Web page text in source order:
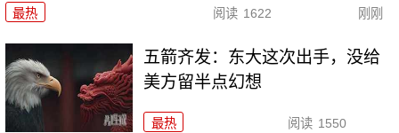
最热 阅读 1622 刚刚
五箭齐发：东大这次出手，没给
美方留半点幻想
最热 阅读 1550